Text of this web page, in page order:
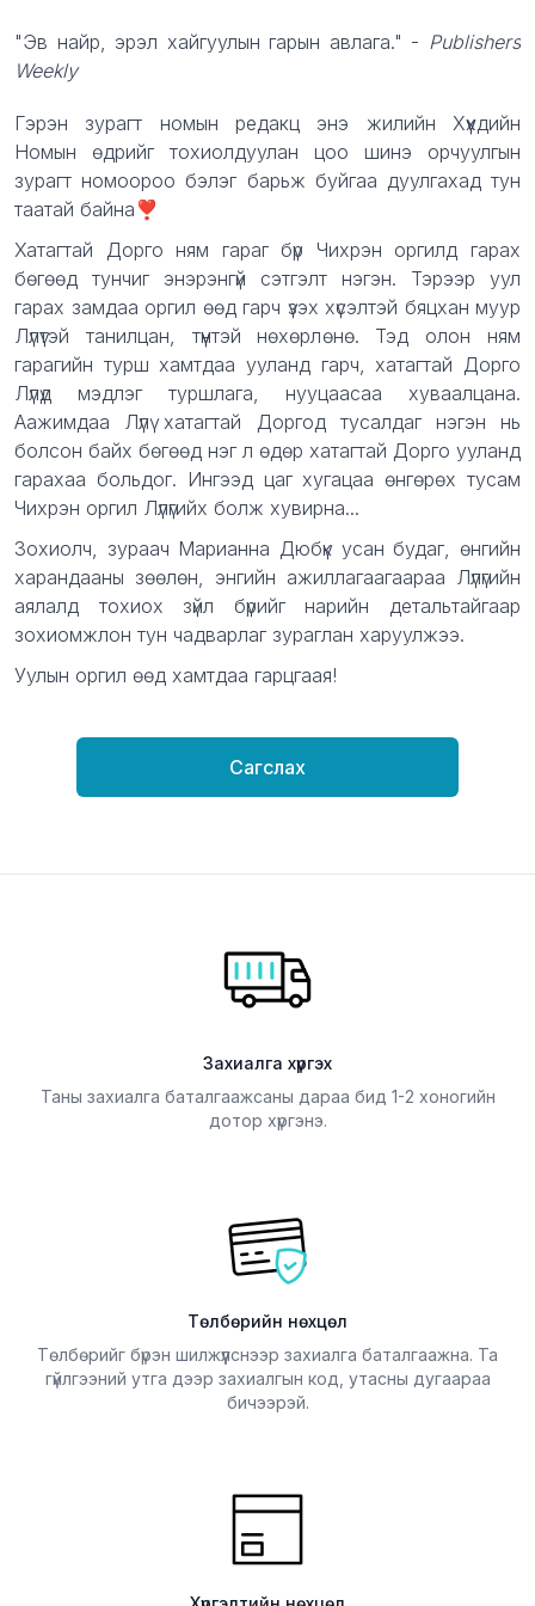
Description
"Эв найр, эрэл хайгуулын гарын авлага." - Publishers
Weekly
Гэрэн зурагт номын редакц энэ жилийн Хүүхдийн
Номын өдрийг тохиолдуулан цоо шинэ орчуулгын
зурагт номоороо бэлэг барьж буйгаа дуулгахад тун
таатай байна❣️
Хатагтай Дорго ням гараг бүр Чихрэн оргилд гарах
бөгөөд тунчиг энэрэнгүй сэтгэлт нэгэн. Тэрээр уул
гарах замдаа оргил өөд гарч үзэх хүсэлтэй бяцхан муур
Лүлүтэй танилцан, түүнтэй нөхөрлөнө. Тэд олон ням
гарагийн турш хамтдаа ууланд гарч, хатагтай Дорго
Лүлүд мэдлэг туршлага, нууцаасаа хуваалцана.
Аажимдаа Лүлү хатагтай Доргод тусалдаг нэгэн нь
болсон байх бөгөөд нэг л өдөр хатагтай Дорго ууланд
гарахаа больдог. Ингээд цаг хугацаа өнгөрөх тусам
Чихрэн оргил Лүлүгийх болж хувирна...
Зохиолч, зураач Марианна Дюбүк усан будаг, өнгийн
харандааны зөөлөн, энгийн ажиллагаагаараа Лүлүгийн
аялалд тохиох зүйл бүрийг нарийн детальтайгаар
зохиомжлон тун чадварлаг зураглан харуулжээ.
Уулын оргил өөд хамтдаа гарцгаая!
Сагслах
Захиалга хүргэх
Таны захиалга баталгаажсаны дараа бид 1-2 хоногийн
дотор хүргэнэ.
Төлбөрийн нөхцөл
Төлбөрийг бүрэн шилжүүлснээр захиалга баталгаажна. Та
гүйлгээний утга дээр захиалгын код, утасны дугаараа
бичээрэй.